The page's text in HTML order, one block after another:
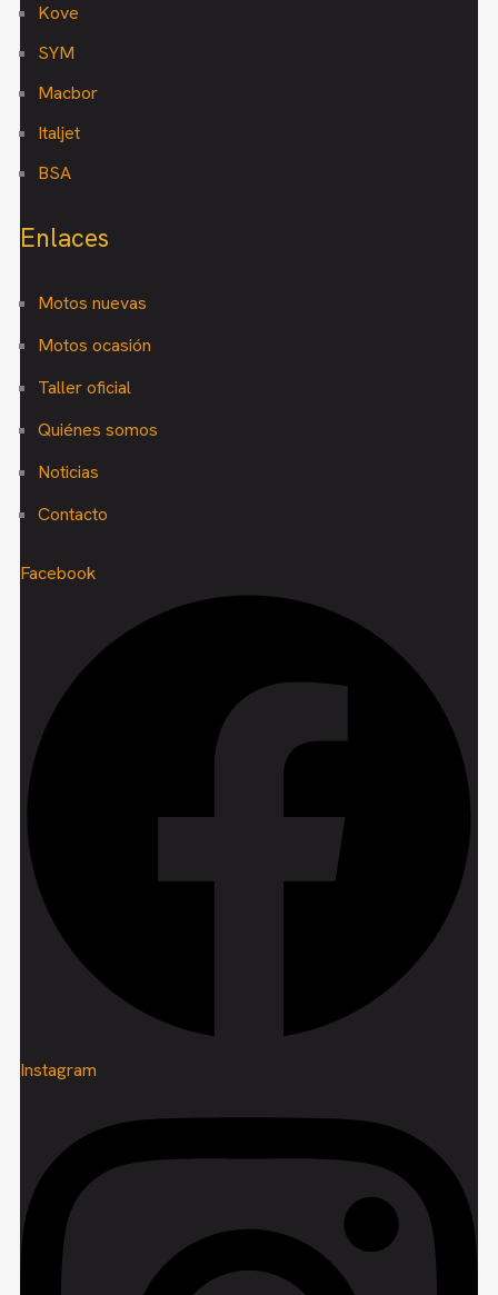
Kove
SYM
Macbor
Italjet
BSA
Enlaces
Motos nuevas
Motos ocasión
Taller oficial
Quiénes somos
Noticias
Contacto
Facebook
Instagram